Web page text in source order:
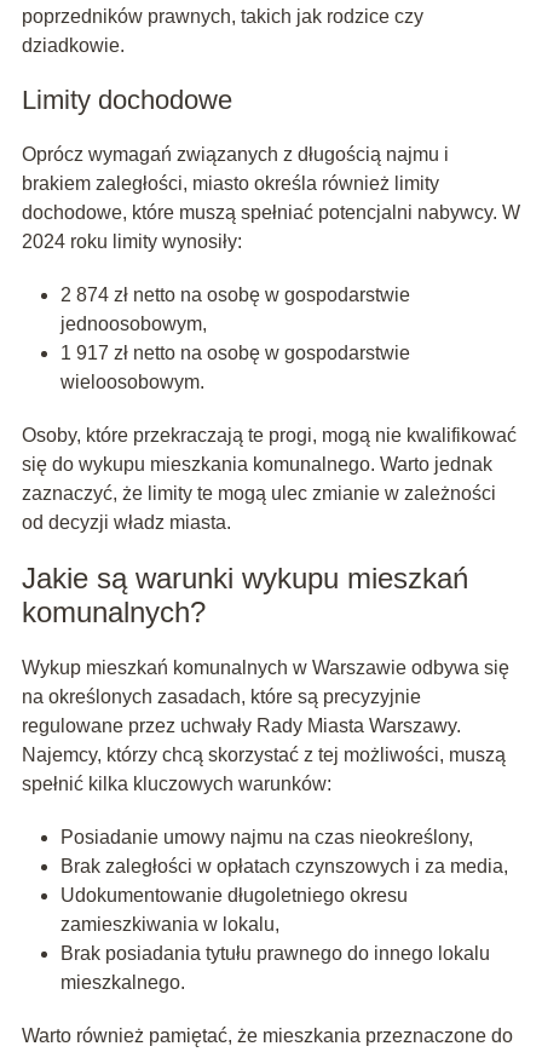
poprzedników prawnych, takich jak rodzice czy
dziadkowie.
Limity dochodowe
Oprócz wymagań związanych z długością najmu i
brakiem zaległości, miasto określa również limity
dochodowe, które muszą spełniać potencjalni nabywcy. W
2024 roku limity wynosiły:
2 874 zł netto na osobę w gospodarstwie
jednoosobowym,
1 917 zł netto na osobę w gospodarstwie
wieloosobowym.
Osoby, które przekraczają te progi, mogą nie kwalifikować
się do wykupu mieszkania komunalnego. Warto jednak
zaznaczyć, że limity te mogą ulec zmianie w zależności
od decyzji władz miasta.
Jakie są warunki wykupu mieszkań
komunalnych?
Wykup mieszkań komunalnych w Warszawie odbywa się
na określonych zasadach, które są precyzyjnie
regulowane przez uchwały Rady Miasta Warszawy.
Najemcy, którzy chcą skorzystać z tej możliwości, muszą
spełnić kilka kluczowych warunków:
Posiadanie umowy najmu na czas nieokreślony,
Brak zaległości w opłatach czynszowych i za media,
Udokumentowanie długoletniego okresu
zamieszkiwania w lokalu,
Brak posiadania tytułu prawnego do innego lokalu
mieszkalnego.
Warto również pamiętać, że mieszkania przeznaczone do